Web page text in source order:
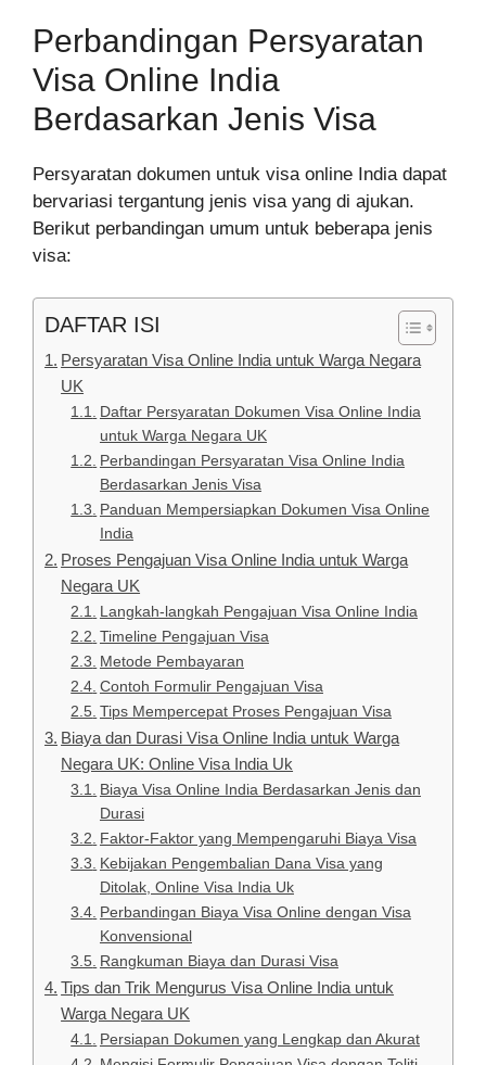
Perbandingan Persyaratan
Visa Online India
Berdasarkan Jenis Visa
Persyaratan dokumen untuk visa online India dapat
bervariasi tergantung jenis visa yang di ajukan.
Berikut perbandingan umum untuk beberapa jenis
visa:
DAFTAR ISI
Persyaratan Visa Online India untuk Warga Negara
UK
Daftar Persyaratan Dokumen Visa Online India
untuk Warga Negara UK
Perbandingan Persyaratan Visa Online India
Berdasarkan Jenis Visa
Panduan Mempersiapkan Dokumen Visa Online
India
Proses Pengajuan Visa Online India untuk Warga
Negara UK
Langkah-langkah Pengajuan Visa Online India
Timeline Pengajuan Visa
Metode Pembayaran
Contoh Formulir Pengajuan Visa
Tips Mempercepat Proses Pengajuan Visa
Biaya dan Durasi Visa Online India untuk Warga
Negara UK: Online Visa India Uk
Biaya Visa Online India Berdasarkan Jenis dan
Durasi
Faktor-Faktor yang Mempengaruhi Biaya Visa
Kebijakan Pengembalian Dana Visa yang
Ditolak, Online Visa India Uk
Perbandingan Biaya Visa Online dengan Visa
Konvensional
Rangkuman Biaya dan Durasi Visa
Tips dan Trik Mengurus Visa Online India untuk
Warga Negara UK
Persiapan Dokumen yang Lengkap dan Akurat